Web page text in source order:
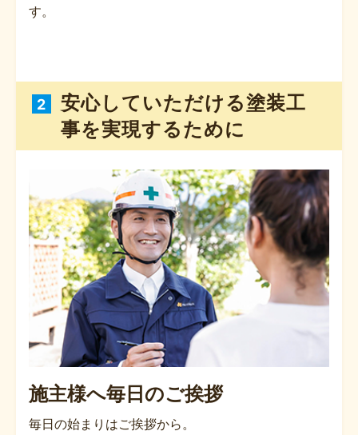
す。
2
安心していただける塗装工
事を実現するために
施主様へ毎日のご挨拶
毎日の始まりはご挨拶から。